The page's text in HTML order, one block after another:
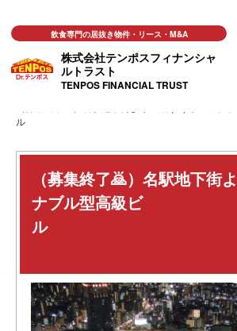
株式会社テンポスフィナンシャ
ルトラスト
TENPOS FINANCIAL TRUST
飲食専門の居抜き物件・リース・M&A
おススメ店舗物件
（募集終了🙇）名駅地下
ナブル型高級ビ